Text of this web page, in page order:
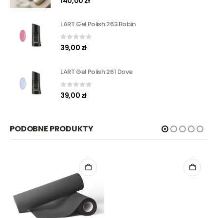
LART Gel Polish 263 Robin
0out of 5
39,00 zł
LART Gel Polish 261 Dove
0out of 5
39,00 zł
PODOBNE PRODUKTY